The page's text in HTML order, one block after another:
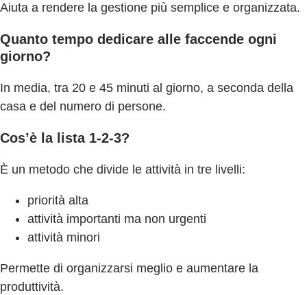
Aiuta a rendere la gestione più semplice e organizzata.
Quanto tempo dedicare alle faccende ogni
giorno?
In media, tra 20 e 45 minuti al giorno, a seconda della
casa e del numero di persone.
Cos’è la lista 1-2-3?
È un metodo che divide le attività in tre livelli:
priorità alta
attività importanti ma non urgenti
attività minori
Permette di organizzarsi meglio e aumentare la
produttività.